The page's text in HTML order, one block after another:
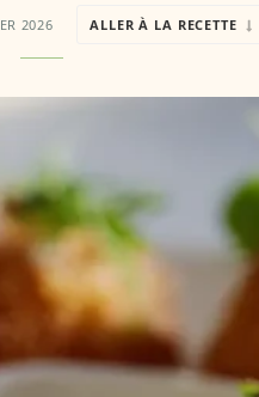
2026 ALLER À LA RECETTE